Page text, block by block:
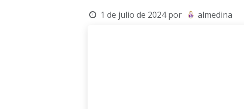
1 de julio de 2024 por almedina